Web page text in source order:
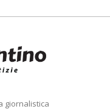
giornalistica